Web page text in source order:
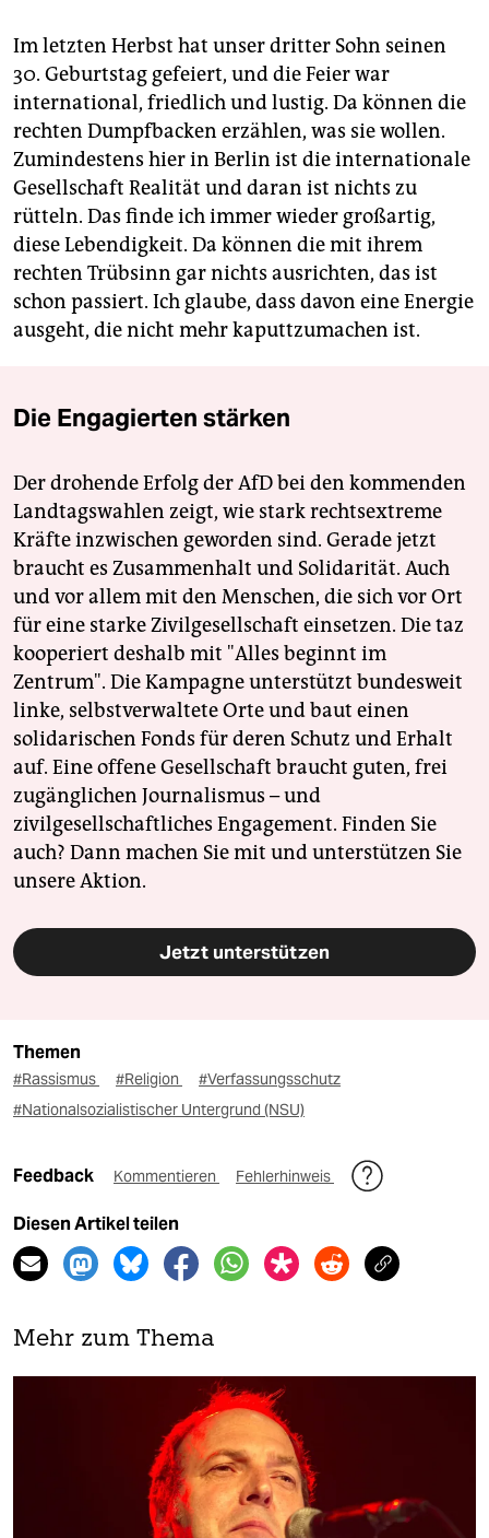
Im letzten Herbst hat unser dritter Sohn seinen
30. Geburtstag gefeiert, und die Feier war
international, friedlich und lustig. Da können die
rechten Dumpfbacken erzählen, was sie wollen.
Zumindestens hier in Berlin ist die internationale
Gesellschaft Realität und daran ist nichts zu
rütteln. Das finde ich immer wieder großartig,
diese Lebendigkeit. Da können die mit ihrem
rechten Trübsinn gar nichts ausrichten, das ist
schon passiert. Ich glaube, dass davon eine Energie
ausgeht, die nicht mehr kaputtzumachen ist.
Die Engagierten stärken
Der drohende Erfolg der AfD bei den kommenden
Landtagswahlen zeigt, wie stark rechtsextreme
Kräfte inzwischen geworden sind. Gerade jetzt
braucht es Zusammenhalt und Solidarität. Auch
und vor allem mit den Menschen, die sich vor Ort
für eine starke Zivilgesellschaft einsetzen. Die taz
kooperiert deshalb mit "Alles beginnt im
Zentrum". Die Kampagne unterstützt bundesweit
linke, selbstverwaltete Orte und baut einen
solidarischen Fonds für deren Schutz und Erhalt
auf. Eine offene Gesellschaft braucht guten, frei
zugänglichen Journalismus – und
zivilgesellschaftliches Engagement. Finden Sie
auch? Dann machen Sie mit und unterstützen Sie
unsere Aktion.
Jetzt unterstützen
Themen
#Rassismus #Religion
#Verfassungsschutz
#Nationalsozialistischer Untergrund (NSU)
Feedback Kommentieren Fehlerhinweis
Diesen Artikel teilen
Mehr zum Thema